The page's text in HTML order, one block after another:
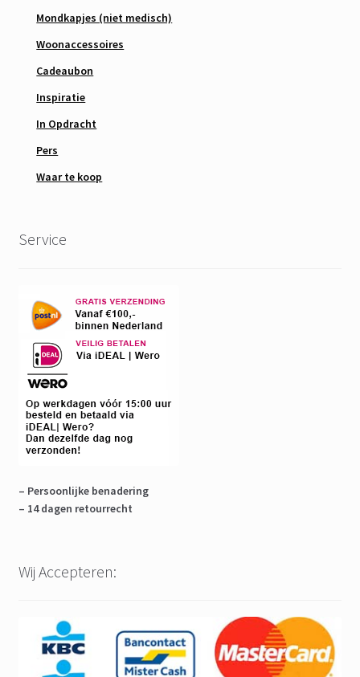
Mondkapjes (niet medisch)
Woonaccessoires
Cadeaubon
Inspiratie
In Opdracht
Pers
Waar te koop
Service
– Persoonlijke benadering
– 14 dagen retourrecht
Wij Accepteren: